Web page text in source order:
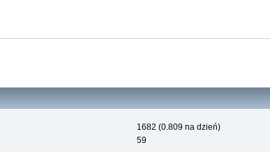
1682 (0.809 na dzień)
59